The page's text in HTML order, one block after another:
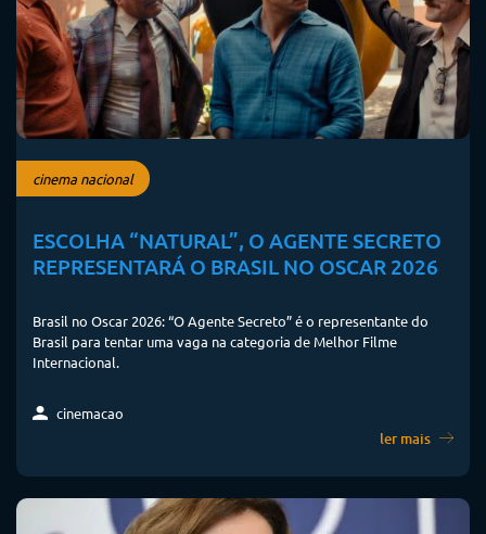
cinema nacional
ESCOLHA “NATURAL”, O AGENTE SECRETO
REPRESENTARÁ O BRASIL NO OSCAR 2026
Brasil no Oscar 2026: “O Agente Secreto” é o representante do
Brasil para tentar uma vaga na categoria de Melhor Filme
Internacional.
cinemacao
ler mais